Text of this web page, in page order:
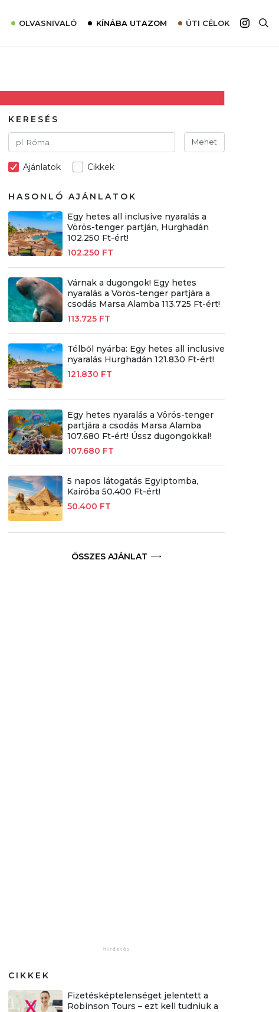
OLVASNIVALÓ
Utazómajom – CitySIM kártya a világutazóknak
Élménybeszámolók
Szállodalátogatás
Sajtómegjelenések
KÍNÁBA UTAZOM ÚTI CÉLOK
Afrika
KERESÉS
Mehet
Ajánlatok Cikkek
HASONLÓ AJÁNLATOK
Egy hetes all inclusive nyaralás a
Vörös-tenger partján, Hurghadán
102.250 Ft-ért!
102.250 FT
Várnak a dugongok! Egy hetes
nyaralás a Vörös-tenger partjára a
csodás Marsa Alamba 113.725 Ft-ért!
113.725 FT
Télből nyárba: Egy hetes all inclusive
nyaralás Hurghadán 121.830 Ft-ért!
121.830 FT
Egy hetes nyaralás a Vörös-tenger
partjára a csodás Marsa Alamba
107.680 Ft-ért! Ússz dugongokkal!
107.680 FT
5 napos látogatás Egyiptomba,
Kairóba 50.400 Ft-ért!
50.400 FT
ÖSSZES AJÁNLAT
CIKKEK
Fizetésképtelenséget jelentett a
Robinson Tours – ezt kell tudniuk a